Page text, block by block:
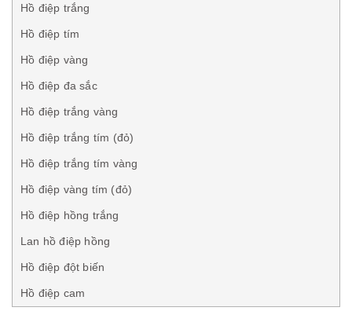
Hồ điệp trắng
Hồ điệp tím
Hồ điệp vàng
Hồ điệp đa sắc
Hồ điệp trắng vàng
Hồ điệp trắng tím (đỏ)
Hồ điệp trắng tím vàng
Hồ điệp vàng tím (đỏ)
Hồ điệp hồng trắng
Lan hồ điệp hồng
Hồ điệp đột biến
Hồ điệp cam